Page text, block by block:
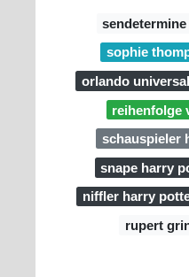
sophie
orlando
reihenfolge
schauspieler
snape harry
niffler harry
rupert